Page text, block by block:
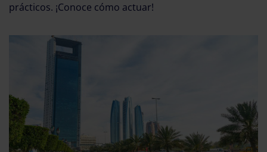
prácticos. ¡Conoce cómo actuar!